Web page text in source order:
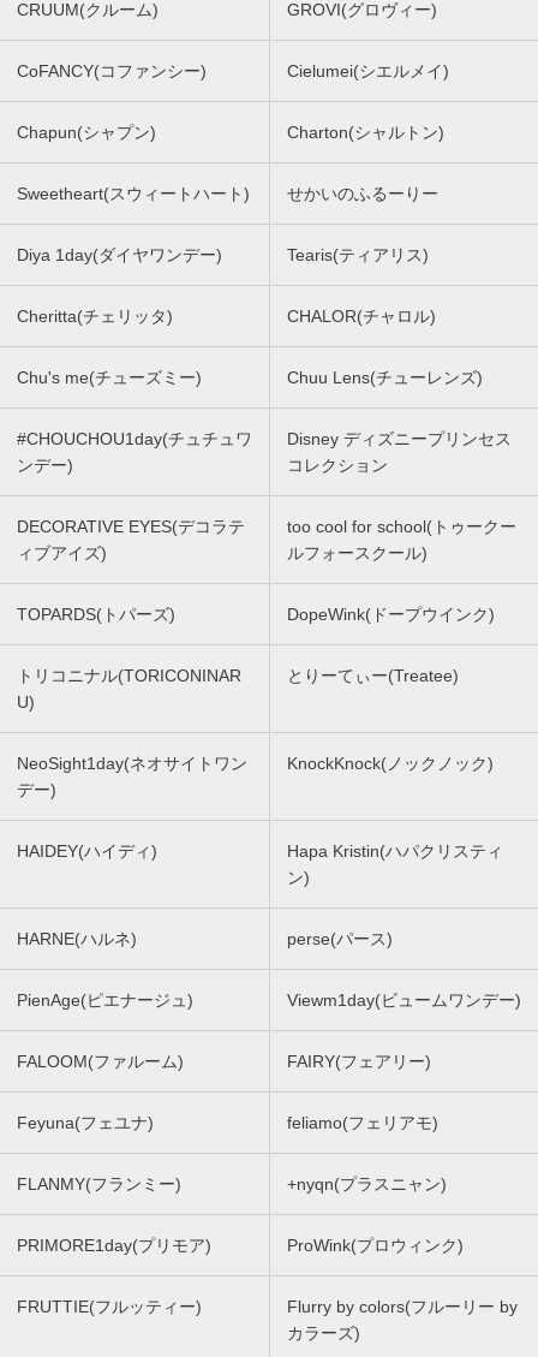
CRUUM(クルーム) GROVI(グロヴィー)
CoFANCY(コファンシー) Cielumei(シエルメイ)
Chapun(シャプン) Charton(シャルトン)
Sweetheart(スウィートハート) せかいのふるーりー
Diya 1day(ダイヤワンデー) Tearis(ティアリス)
Cheritta(チェリッタ) CHALOR(チャロル)
Chu's me(チューズミー) Chuu Lens(チューレンズ)
#CHOUCHOU1day(チュチュワ
ンデー)
Disney ディズニープリンセス
コレクション
DECORATIVE EYES(デコラテ
ィブアイズ)
too cool for school(トゥークー
ルフォースクール)
TOPARDS(トパーズ) DopeWink(ドープウインク)
トリコニナル(TORICONINAR
U)
とりーてぃー(Treatee)
NeoSight1day(ネオサイトワン
デー)
KnockKnock(ノックノック)
HAIDEY(ハイディ)
Hapa Kristin(ハパクリスティ
ン)
HARNE(ハルネ) perse(パース)
PienAge(ピエナージュ) Viewm1day(ビュームワンデー)
FALOOM(ファルーム) FAIRY(フェアリー)
Feyuna(フェユナ) feliamo(フェリアモ)
FLANMY(フランミー) +nyqn(プラスニャン)
PRIMORE1day(プリモア) ProWink(プロウィンク)
FRUTTIE(フルッティー)
Flurry by colors(フルーリー by
カラーズ)